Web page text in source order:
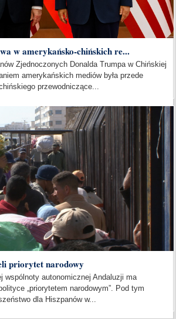
w amerykańsko-chińskich re...
Zjednoczonych Donalda Trumpa w Chińskiej
amerykańskich mediów była przede
przewodniczące...
priorytet narodowy
wspólnoty autonomicznej Andaluzji ma
„priorytetem narodowym”. Pod tym
dla Hiszpanów w...